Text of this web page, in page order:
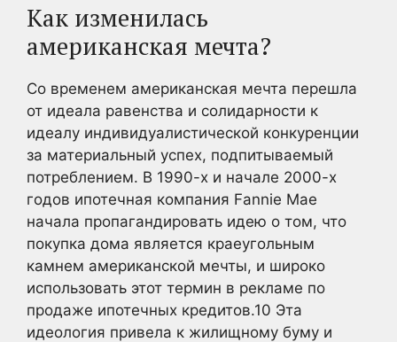
Как изменилась
американская мечта?
Со временем американская мечта перешла
от идеала равенства и солидарности к
идеалу индивидуалистической конкуренции
за материальный успех, подпитываемый
потреблением. В 1990-х и начале 2000-х
годов ипотечная компания Fannie Mae
начала пропагандировать идею о том, что
покупка дома является краеугольным
камнем американской мечты, и широко
использовать этот термин в рекламе по
продаже ипотечных кредитов.10 Эта
идеология привела к жилищному буму и